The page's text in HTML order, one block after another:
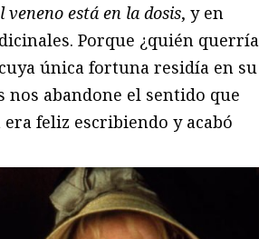
veneno está en la dosis, y en
Porque ¿quién querría
única fortuna residía en su
nos abandone el sentido que
feliz escribiendo y acabó